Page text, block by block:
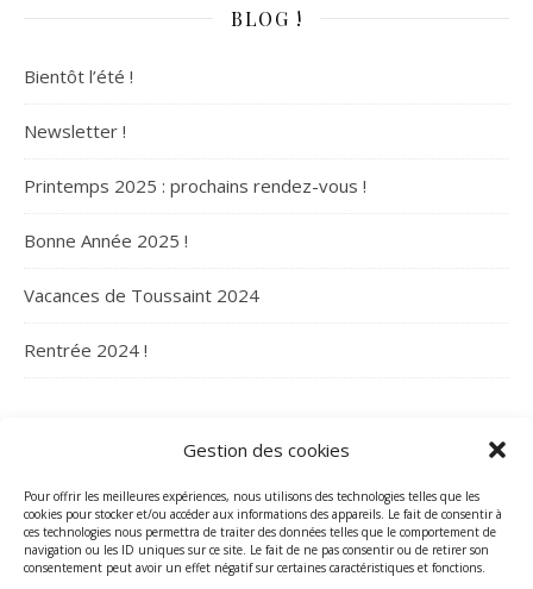
Gestion des cookies
Pour offrir les meilleures expériences, nous utilisons des technologies telles que les
cookies pour stocker et/ou accéder aux informations des appareils. Le fait de consentir à
ces technologies nous permettra de traiter des données telles que le comportement de
navigation ou les ID uniques sur ce site. Le fait de ne pas consentir ou de retirer son
consentement peut avoir un effet négatif sur certaines caractéristiques et fonctions.
BLOG !
Bientôt l’été !
Newsletter !
Printemps 2025 : prochains rendez-vous !
Bonne Année 2025 !
Vacances de Toussaint 2024
Rentrée 2024 !
ARCHIVES
Archives